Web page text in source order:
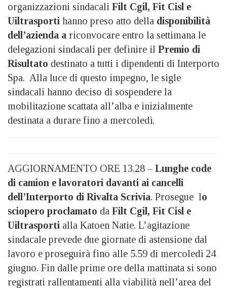
organizzazioni sindacali Filt Cgil, Fit Cisl e
Uiltrasporti hanno preso atto della disponibilità
dell’azienda a riconvocare entro la settimana le
delegazioni sindacali per definire il Premio di
Risultato destinato a tutti i dipendenti di Interporto
Spa. Alla luce di questo impegno, le sigle
sindacali hanno deciso di sospendere la
mobilitazione scattata all’alba e inizialmente
destinata a durare fino a mercoledì.
AGGIORNAMENTO ORE 13.28 – Lunghe code
di camion e lavoratori davanti ai cancelli
dell’Interporto di Rivalta Scrivia. Prosegue lo
sciopero proclamato da Filt Cgil, Fit Cisl e
Uiltrasporti alla Katoen Natie. L’agitazione
sindacale prevede due giornate di astensione dal
lavoro e proseguirà fino alle 5.59 di mercoledì 24
giugno. Fin dalle prime ore della mattinata si sono
registrati rallentamenti alla viabilità nell’area del